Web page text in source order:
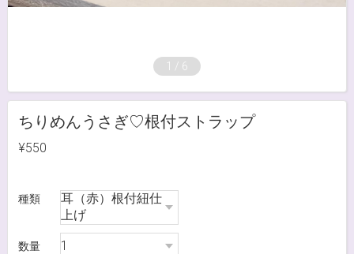
1 / 6
ちりめんうさぎ♡根付ストラップ
¥550
種類
数量